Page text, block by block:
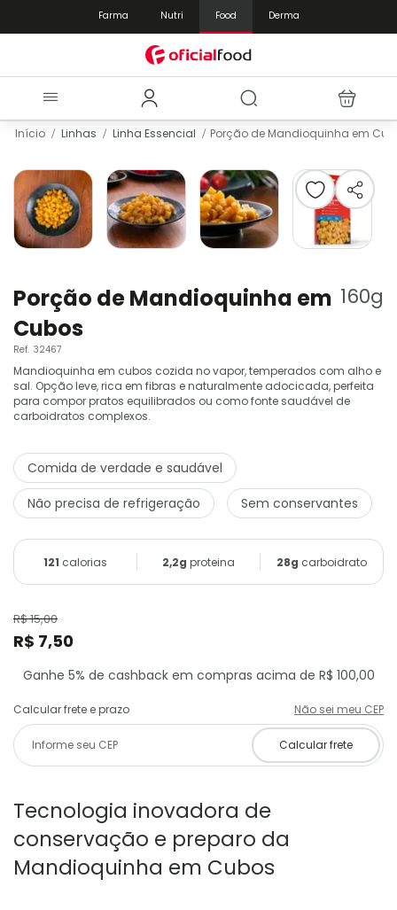
Farma Nutri Food Derma
Início Linhas Linha Essencial Porção de Mandioquinha em
Porção de Mandioquinha em
Cubos
160g
Ref. 32467
Mandioquinha em cubos cozida no vapor, temperados com alho e
sal. Opção leve, rica em fibras e naturalmente adocicada, perfeita
para compor pratos equilibrados ou como fonte saudável de
carboidratos complexos.
Comida de verdade e saudável
Não precisa de refrigeração
Sem conservantes
121 calorias 2,2g proteina 28g carboidrato
R$ 15,00
R$ 7,50
Ganhe 5% de cashback em compras acima de R$ 100,00
Calcular frete e prazo Não sei meu CEP
Calcular frete
para
o
final
da
Galeria
para
o
início
da
de
imagens
Tecnologia inovadora de
conservação e preparo da
Mandioquinha em Cubos